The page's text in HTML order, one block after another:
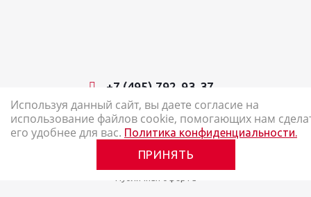
+7 (495) 792-93-37
2026 © Наш Карандаш: интернет-магазин канцелярских товаров
Карта сайта
Используя данный сайт, вы даете согласие на
использование файлов cookie, помогающих нам
его удобнее для вас. Политика конфиденциальности.
ПРИНЯТЬ